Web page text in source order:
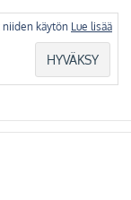
niiden käytön Lue lisää